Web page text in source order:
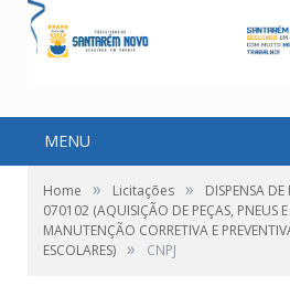
MENU
Home » Licitações »
DISPENSA
070102 (AQUISIÇÃO DE PEÇAS, PNEUS E
MANUTENÇÃO CORRETIVA E
ESCOLARES) » CNPJ